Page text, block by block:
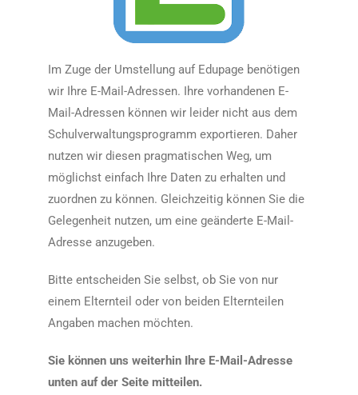
Im Zuge der Umstellung auf Edupage benötigen
wir Ihre E-Mail-Adressen. Ihre vorhandenen E-
Mail-Adressen können wir leider nicht aus dem
Schulverwaltungsprogramm exportieren. Daher
nutzen wir diesen pragmatischen Weg, um
möglichst einfach Ihre Daten zu erhalten und
zuordnen zu können. Gleichzeitig können Sie die
Gelegenheit nutzen, um eine geänderte E-Mail-
Adresse anzugeben.
Bitte entscheiden Sie selbst, ob Sie von nur
einem Elternteil oder von beiden Elternteilen
Angaben machen möchten.
Sie können uns weiterhin Ihre E-Mail-Adresse
unten auf der Seite mitteilen.